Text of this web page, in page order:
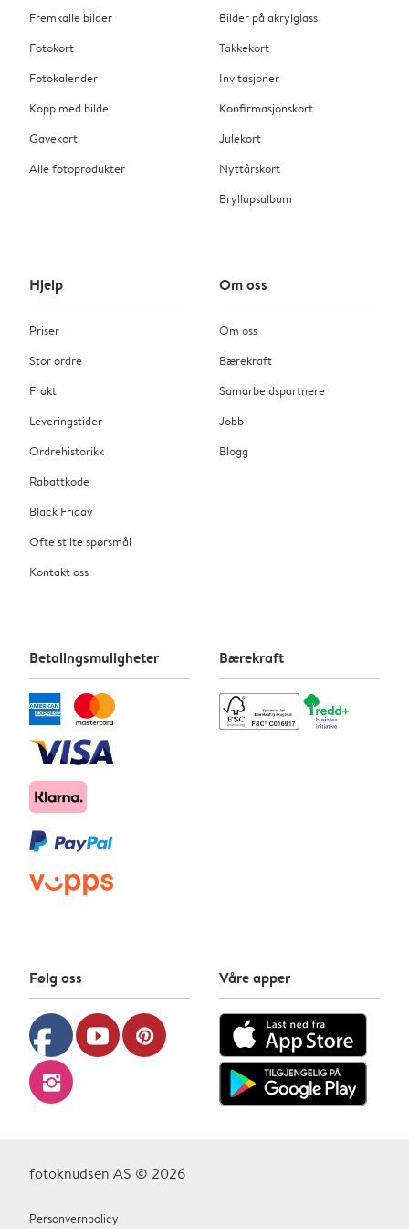
Fremkalle bilder
Fotokort
Fotokalender
Kopp med bilde
Gavekort
Alle fotoprodukter
Bilder på akrylglass
Takkekort
Invitasjoner
Konfirmasjonskort
Julekort
Nyttårskort
Bryllupsalbum
Hjelp
Priser
Stor ordre
Frakt
Leveringstider
Ordrehistorikk
Rabattkode
Black Friday
Ofte stilte spørsmål
Kontakt oss
Om oss
Om oss
Bærekraft
Samarbeidspartnere
Jobb
Blogg
Betalingsmuligheter Bærekraft
Følg oss
facebook youtube pinterest
instagram
Våre apper
fotoknudsen AS © 2026
Personvernpolicy